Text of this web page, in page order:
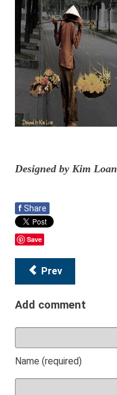
Designed by Kim Loan
f Share
Save
Prev
Add comment
Name (required)